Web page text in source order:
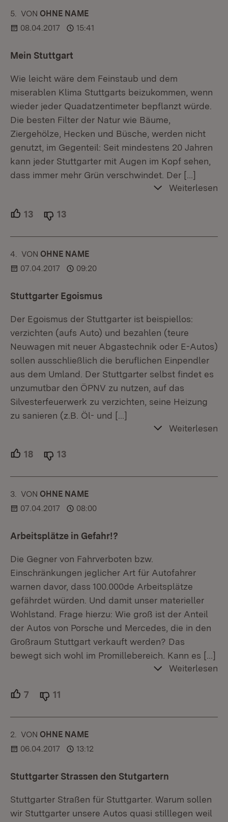
5. KOMMENTAR
VON :OHNE NAME
08.04.2017
15:41
Mein Stuttgart
Wie leicht wäre dem Feinstaub und dem
miserablen Klima Stuttgarts beizukommen, wenn
wieder jeder Quadatzentimeter bepflanzt würde.
Die besten Filter der Natur wie Bäume,
Ziergehölze, Hecken und Büsche, werden nicht
genutzt, im Gegenteil: Seit mindestens 20 Jahren
kann jeder Stuttgarter mit Augen im Kopf sehen,
dass immer mehr Grün verschwindet. Der […]
Weiterlesen
13 Unterstützer.
13
4. KOMMENTAR
VON :OHNE NAME
07.04.2017
09:20
Stuttgarter Egoismus
Der Egoismus der Stuttgarter ist beispiellos:
verzichten (aufs Auto) und bezahlen (teure
Neuwagen mit neuer Abgastechnik oder E-Autos)
sollen ausschließlich die beruflichen Einpendler
aus dem Umland. Der Stuttgarter selbst findet es
unzumutbar den ÖPNV zu nutzen, auf das
Silvesterfeuerwerk zu verzichten, seine Heizung
zu sanieren (z.B. Öl- und […]
Weiterlesen
18 Unterstützer.
13
3. KOMMENTAR
VON :OHNE NAME
07.04.2017
08:00
Arbeitsplätze in Gefahr!?
Die Gegner von Fahrverboten bzw.
Einschränkungen jeglicher Art für Autofahrer
warnen davor, dass 100.000de Arbeitsplätze
gefährdet würden. Und damit unser materieller
Wohlstand. Frage hierzu: Wie groß ist der Anteil
der Autos von Porsche und Mercedes, die in den
Großraum Stuttgart verkauft werden? Das
bewegt sich wohl im Promillebereich. Kann es […]
Weiterlesen
7 Unterstützer.
11
2. KOMMENTAR
VON :OHNE NAME
06.04.2017
13:12
Stuttgarter Strassen den Stutgartern
Stuttgarter Straßen für Stuttgarter. Warum sollen
wir Stuttgarter unsere Autos quasi stilllegen weil